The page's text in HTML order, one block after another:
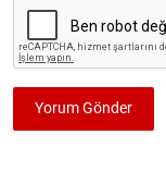
Yorum Gönder